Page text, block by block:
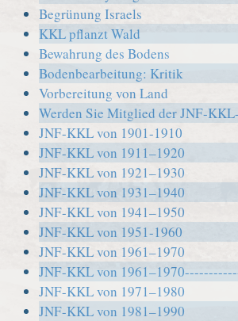
Begrünung Israels
KKL pflanzt Wald
Bewahrung des Bodens
Bodenbearbeitung: Kritik
Vorbereitung von Land
Werden Sie Mitglied der JNF-
JNF-KKL von 1901-1910
JNF-KKL von 1911–1920
JNF-KKL von 1921–1930
JNF-KKL von 1931–1940
JNF-KKL von 1941–1950
JNF-KKL von 1951-1960
JNF-KKL von 1961–1970
JNF-KKL von
JNF-KKL von 1971–1980
JNF-KKL von 1981–1990